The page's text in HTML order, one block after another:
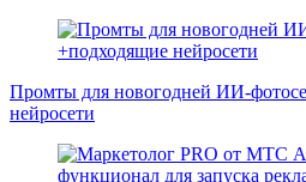
Промты для новогодней ИИ-
нейросети